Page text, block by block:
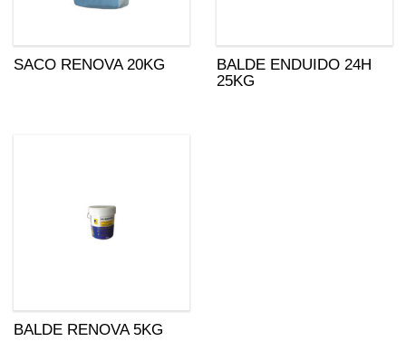
SACO RENOVA 20KG
BALDE ENDUIDO 24H
25KG
BALDE RENOVA 5KG